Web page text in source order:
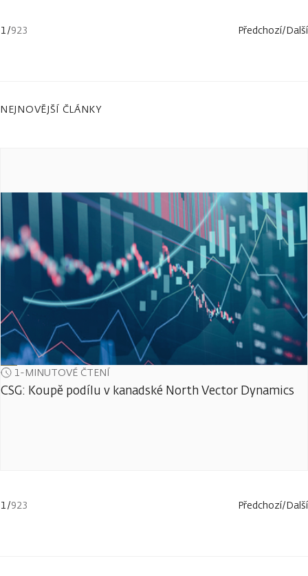
1/923 Předchozí/Další
NEJNOVĚJŠÍ ČLÁNKY
1-MINUTOVÉ ČTENÍ
CSG: Koupě podílu v kanadské North Vector Dynamics
1/923 Předchozí/Další